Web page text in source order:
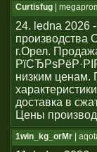
Curtisfug |
24. ledna 2026
производства
г.Орел.
низким ценам.
доставка в
Цены
1win_kg_orMr |